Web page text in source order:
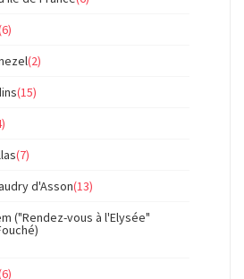
(2)
(15)
(7)
d'Asson(13)
("Rendez-vous à l'Elysée"